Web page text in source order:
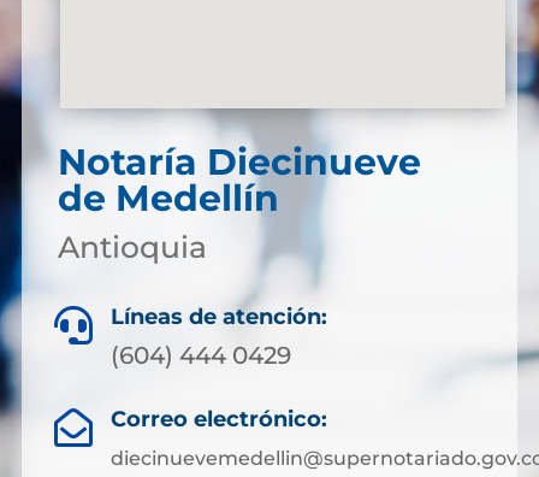
Notaría Diecinueve
de Medellín
Antioquia
 Líneas de atención:
(604) 444 0429
 Correo electrónico: